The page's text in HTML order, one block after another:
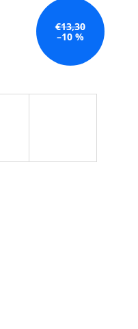
€13,30
–10 %